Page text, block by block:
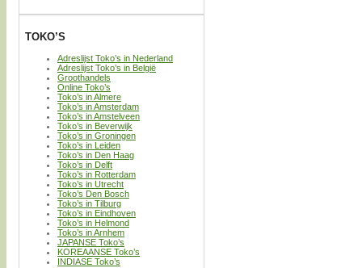
TOKO’S
Adreslijst Toko’s in Nederland
Adreslijst Toko’s in België
Groothandels
Online Toko’s
Toko’s in Almere
Toko’s in Amsterdam
Toko’s in Amstelveen
Toko’s in Beverwijk
Toko’s in Groningen
Toko’s in Leiden
Toko’s in Den Haag
Toko’s in Delft
Toko’s in Rotterdam
Toko’s in Utrecht
Toko’s Den Bosch
Toko’s in Tilburg
Toko’s in Eindhoven
Toko’s in Helmond
Toko’s in Arnhem
JAPANSE Toko’s
KOREAANSE Toko’s
INDIASE Toko’s